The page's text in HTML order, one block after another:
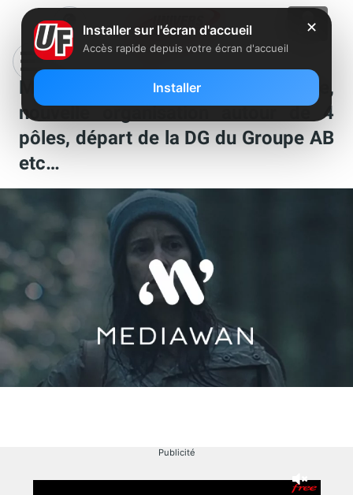
Mediawan (Xavier Niel) : ça bouge,
nouvelle organisation autour de 4
pôles, départ de la DG du Groupe AB
etc…
Publicité
✕
Installer sur l'écran d'accueil
Accès rapide depuis votre écran d'accueil
Installer